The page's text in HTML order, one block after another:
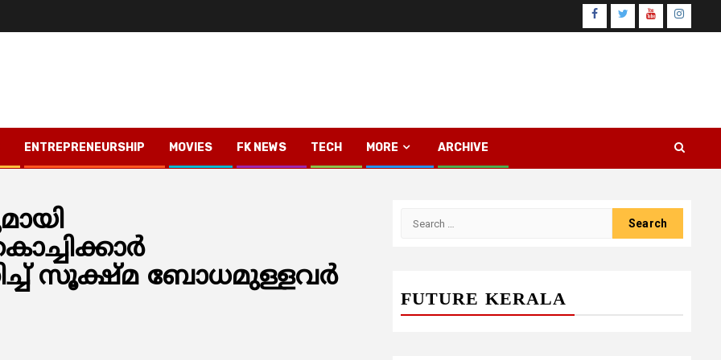
Facebook
TwitterYoutube
ENTREPRENEURSHIP MOVIES FK NEWS TECH MORE ARCHIVE
സൂക്ഷ്മ ബോധമുള്ളവർ
FUTURE KERALA